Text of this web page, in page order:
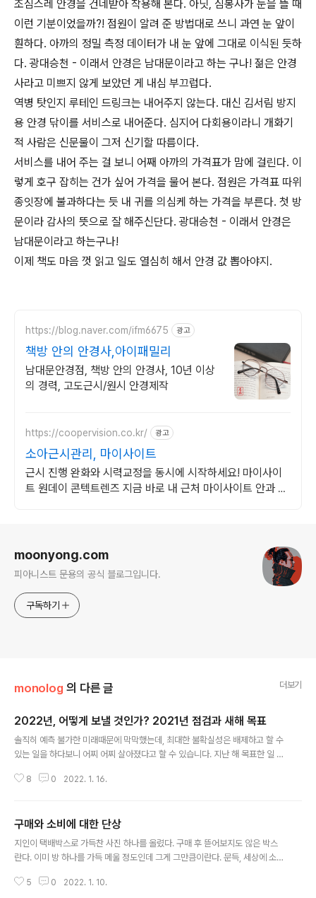
조심스레 안경을 건네받아 착용해 본다. 아닛, 심봉사가 눈을 뜰 때
이런 기분이었을까?! 점원이 알려 준 방법대로 쓰니 과연 눈 앞이
훤하다. 아까의 정밀 측정 데이터가 내 눈 앞에 그대로 이식된 듯하
다. 광대승천 - 이래서 안경은 남대문이라고 하는 구나! 젊은 안경
사라고 미쁘지 않게 보았던 게 내심 부끄럽다.
역병 탓인지 루테인 드링크는 내어주지 않는다. 대신 김서림 방지
용 안경 닦이를 서비스로 내어준다. 심지어 다회용이라니 개화기
적 사람은 신문물이 그저 신기할 따름이다.
서비스를 내어 주는 걸 보니 어째 아까의 가격표가 맘에 걸린다. 이
렇게 호구 잡히는 건가 싶어 가격을 물어 본다. 점원은 가격표 따위
종잇장에 불과하다는 듯 내 귀를 의심케 하는 가격을 부른다. 첫 방
문이라 감사의 뜻으로 잘 해주신단다. 광대승천 - 이래서 안경은
남대문이라고 하는구나!
이제 책도 마음 껏 읽고 일도 열심히 해서 안경 값 뽑아야지.
https://blog.naver.com/ifm6675 광고
책방 안의 안경사,아이패밀리
남대문안경점, 책방 안의 안경사, 10년 이상
의 경력, 고도근시/원시 안경제작
https://coopervision.co.kr/ 광고
소아근시관리, 마이사이트
근시 진행 완화와 시력교정을 동시에 시작하세요! 마이사이
트 원데이 콘텍트렌즈 지금 바로 내 근처 마이사이트 안과 찾
moonyong.com
피아니스트 문용의 공식 블로그입니다.
구독하기
monolog 의 다른 글 더보기
2022년, 어떻게 보낼 것인가? 2021년 점검과 새해 목표
솔직히 예측 불가한 미래때문에 막막했는데, 최대한 불확실성은 배제하고 할 수
있는 일을 하다보니 어찌 어찌 살아졌다고 할 수 있습니다. 지난 해 목표한 일 중
및 유지 (10%미만 달성) → 새해 동일 목표 설정 건강을 위해 주 1회 산책, 50
저하와 잔 근육통 등이 늘은 듯합니다. 그래서 최근 편안한 운동화를 구입했고,
자주 걷기 운동을 하고 있습니다. 새해 첫 달이라 아직 잘 지키고 있는데, 이후에
도 잘 유지할 수 있도록 노력해야겠습니다. 2. 퀸 트리뷰트 앨범 ..
8 0 2022. 1. 16.
구매와 소비에 대한 단상
지인이 택배박스로 가득찬 사진 하나를 올렸다. 구매 후 뜯어보지도 않은 박스
란다. 이미 방 하나를 가득 메울 정도인데 그게 그만큼이란다. 문득, 세상에 소비
었다. 돈을 주고 물건을 사면서 우리는 '소비'한다고 하지만 사실 물건을 사는 행
5 0 2022. 1. 10.